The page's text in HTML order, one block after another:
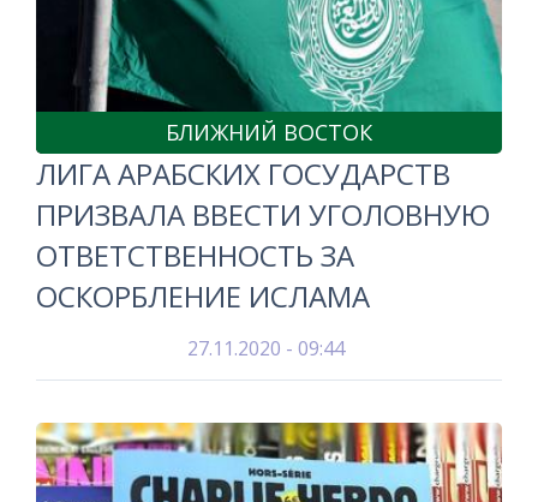
БЛИЖНИЙ ВОСТОК
ЛИГА АРАБСКИХ ГОСУДАРСТВ
ПРИЗВАЛА ВВЕСТИ УГОЛОВНУЮ
ОТВЕТСТВЕННОСТЬ ЗА
ОСКОРБЛЕНИЕ ИСЛАМА
27.11.2020 - 09:44